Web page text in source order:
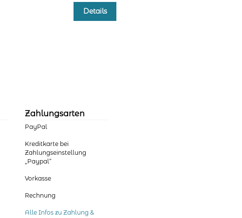
Details
Zahlungsarten
PayPal
Kreditkarte bei
Zahlungseinstellung
„Paypal“
Vorkasse
Rechnung
Alle Infos zu Zahlung &